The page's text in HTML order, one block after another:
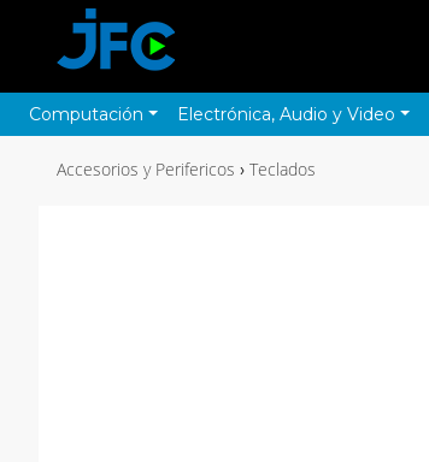
Computación Electrónica, Audio y Video
Accesorios y Perifericos › Teclados